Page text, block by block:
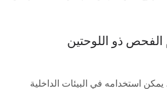
ذو اللوحتين
استخدامه في البيئات الداخلية